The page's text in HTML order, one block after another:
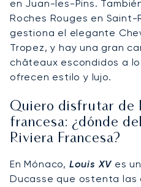
en Juan-les-Pins.
Roches Rouges en Saint-
gestiona el elegante
Tropez, y hay una gran
châteaux escondidos a
ofrecen estilo y lujo.
Quiero disfrutar de
francesa: ¿dónde
Riviera Francesa?
En Mónaco, Louis XV es
Ducasse que ostenta las